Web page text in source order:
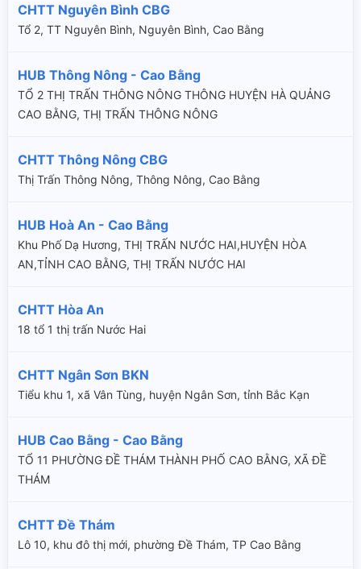
CHTT Nguyên Bình CBG
Tổ 2, TT Nguyên Bình, Nguyên Bình, Cao Bằng
HUB Thông Nông - Cao Bằng
TỔ 2 THỊ TRẤN THÔNG NÔNG THÔNG HUYỆN HÀ QUẢNG
CAO BẰNG, THỊ TRẤN THÔNG NÔNG
CHTT Thông Nông CBG
Thị Trấn Thông Nông, Thông Nông, Cao Bằng
HUB Hoà An - Cao Bằng
Khu Phố Dạ Hương, THỊ TRẤN NƯỚC HAI,HUYỆN HÒA
AN,TỈNH CAO BẰNG, THỊ TRẤN NƯỚC HAI
CHTT Hòa An
18 tổ 1 thị trấn Nước Hai
CHTT Ngân Sơn BKN
Tiểu khu 1, xã Vân Tùng, huyện Ngân Sơn, tỉnh Bắc Kạn
HUB Cao Bằng - Cao Bằng
TỔ 11 PHƯỜNG ĐỀ THÁM THÀNH PHỐ CAO BẰNG, XÃ ĐỀ
THÁM
CHTT Đề Thám
Lô 10, khu đô thị mới, phường Đề Thám, TP Cao Bằng